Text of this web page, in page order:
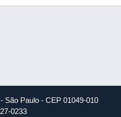
São Paulo - CEP 01049-010
0233